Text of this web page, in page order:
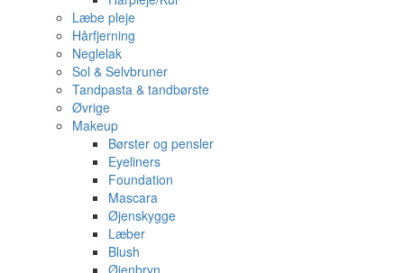
Læbe pleje
Hårfjerning
Neglelak
Sol & Selvbruner
Tandpasta & tandbørste
Øvrige
Makeup
Børster og pensler
Eyeliners
Foundation
Mascara
Øjenskygge
Læber
Blush
Øjenbryn